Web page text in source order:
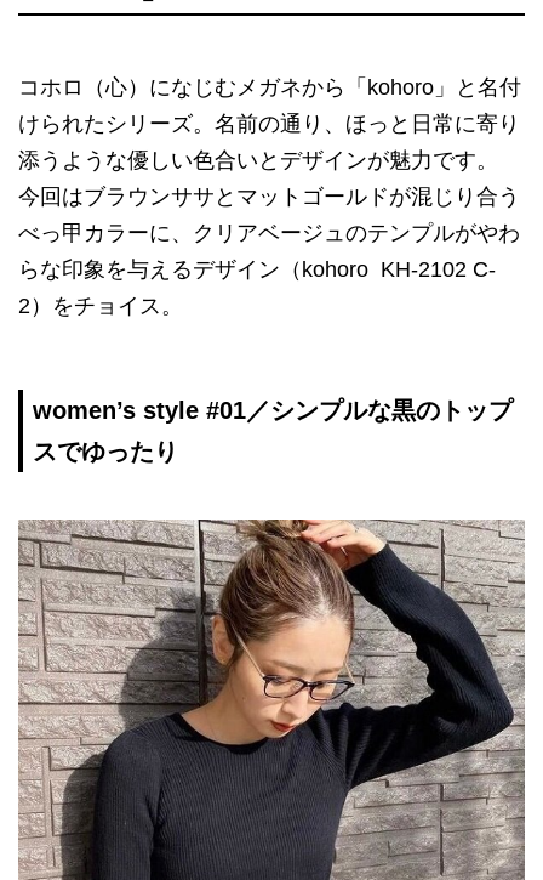
コホロ（心）になじむメガネから「kohoro」と名付
けられたシリーズ。名前の通り、ほっと日常に寄り
添うような優しい色合いとデザインが魅力です。
今回はブラウンササとマットゴールドが混じり合う
べっ甲カラーに、クリアベージュのテンプルがやわ
らな印象を与えるデザイン（kohoro KH-2102 C-
2）をチョイス。
women’s style #01／シンプルな黒のトップ
スでゆったり